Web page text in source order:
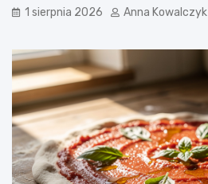
1 sierpnia 2026 Anna Kowalczyk